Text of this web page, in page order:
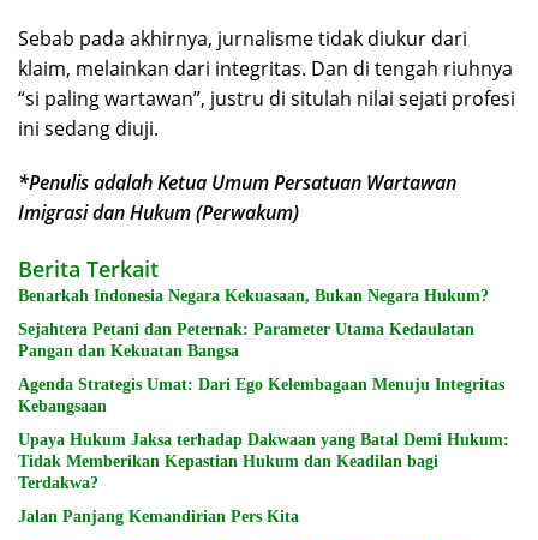
Sebab pada akhirnya, jurnalisme tidak diukur dari
klaim, melainkan dari integritas. Dan di tengah riuhnya
“si paling wartawan”, justru di situlah nilai sejati profesi
ini sedang diuji.
*Penulis adalah Ketua Umum Persatuan Wartawan
Imigrasi dan Hukum (Perwakum)
Berita Terkait
Benarkah Indonesia Negara Kekuasaan, Bukan Negara Hukum?
Sejahtera Petani dan Peternak: Parameter Utama Kedaulatan
Pangan dan Kekuatan Bangsa
Agenda Strategis Umat: Dari Ego Kelembagaan Menuju Integritas
Kebangsaan
Upaya Hukum Jaksa terhadap Dakwaan yang Batal Demi Hukum:
Tidak Memberikan Kepastian Hukum dan Keadilan bagi
Terdakwa?
Jalan Panjang Kemandirian Pers Kita